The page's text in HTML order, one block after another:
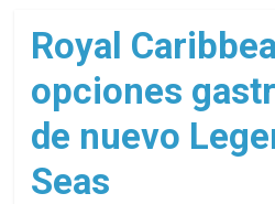
de
cruceros
en
solo
sitio
Royal
opciones
de nuevo
Seas